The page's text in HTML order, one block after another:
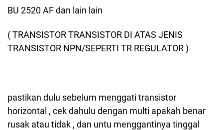
BU 2520 AF dan lain lain
( TRANSISTOR TRANSISTOR DI ATAS JENIS
TRANSISTOR NPN/SEPERTI TR REGULATOR )
pastikan dulu sebelum menggati transistor
horizontal , cek dahulu dengan multi apakah benar
rusak atau tidak , dan untu menggantinya tinggal